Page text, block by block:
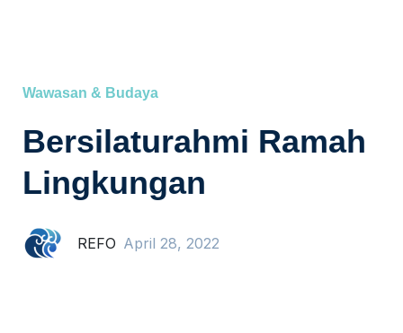
Wawasan & Budaya
Bersilaturahmi Ramah
Lingkungan
REFO April 28, 2022